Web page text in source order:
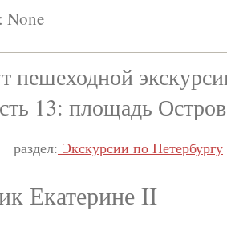
None
13: площадь
раздел: Экскурсии по Петербургу
Екатерине II